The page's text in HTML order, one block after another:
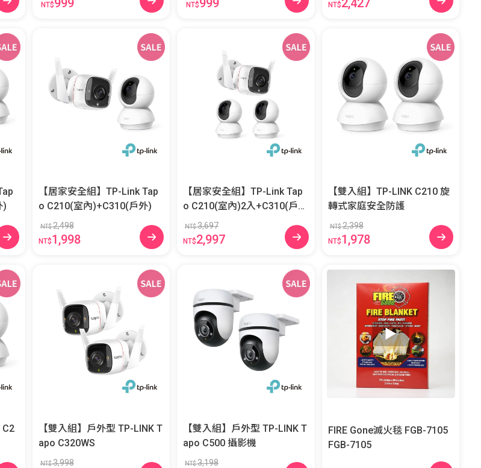
NT$ NT$ NT$
)
【居家安全組】TP-Link Tap
o C210(室內)+C310(戶外)
NT$2,498
NT$1,998
【居家安全組】TP-Link Tap
o C210(室內)2入+C310(戶
外)
NT$3,697
NT$2,997
【雙入組】TP-LINK C210 旋
轉式家庭安全防護
NT$2,398
NT$1,978
C2
【雙入組】戶外型 TP-LINK T
apo C320WS
NT$3,998
【雙入組】戶外型 TP-LINK T
apo C500 攝影機
NT$3,198
FIRE Gone滅火毯 FGB-7105
FGB-7105